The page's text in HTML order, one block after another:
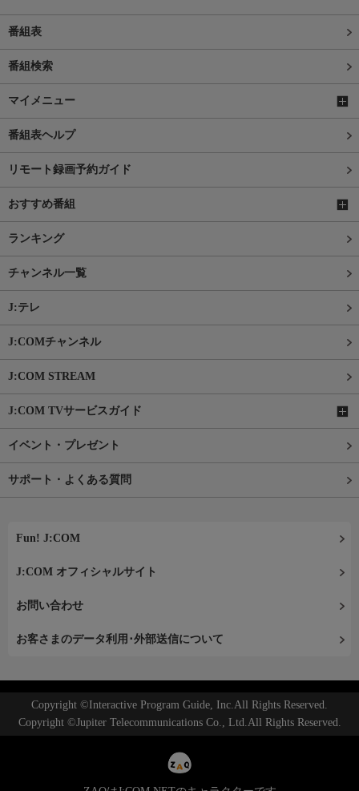
番組表
番組検索
マイメニュー
番組表ヘルプ
リモート録画予約ガイド
おすすめ番組
ランキング
チャンネル一覧
J:テレ
J:COMチャンネル
J:COM STREAM
J:COM TVサービスガイド
イベント・プレゼント
サポート・よくある質問
Fun! J:COM
J:COM オフィシャルサイト
お問い合わせ
お客さまのデータ利用･外部送信について
Copyright ©Interactive Program Guide, Inc.All Rights Reserved.
Copyright ©Jupiter Telecommunications Co., Ltd.All Rights Reserved.